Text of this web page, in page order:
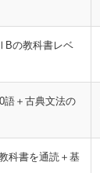
の教科書レベ
語＋古典文法の
科書を通読＋基